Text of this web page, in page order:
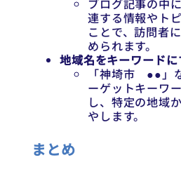
ブログ記事の中
連する情報やト
ことで、訪問者
められます。
地域名をキーワードに
「神埼市 ●●」
ーゲットキーワ
し、特定の地域
やします。
まとめ